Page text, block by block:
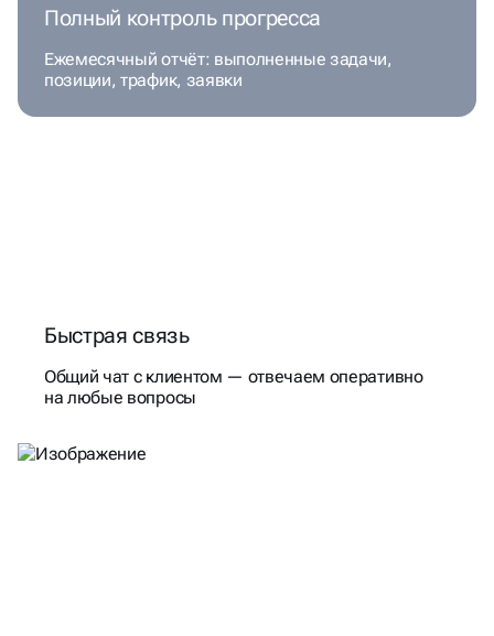
Полный контроль прогресса
Ежемесячный отчёт: выполненные задачи,
позиции, трафик, заявки
Быстрая связь
Общий чат с клиентом — отвечаем оперативно
на любые вопросы